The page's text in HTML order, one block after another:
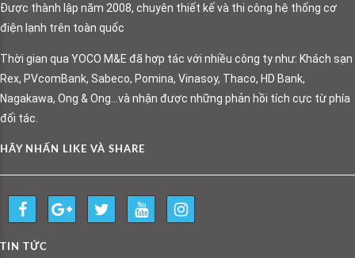
Được thành lập năm 2008, chuyên thiết kế và thi công hệ thống cơ
điện lạnh trên toàn quốc
Thời gian qua YOCO M&E đã hợp tác với nhiều công ty như: Khách sạn
Rex, PVcomBank, Sabeco, Pomina, Vinasoy, Thaco, HD Bank,
Nagakawa, Ong & Ong…và nhận được những phản hồi tích cực từ phía
đối tác.
HÃY NHẤN LIKE VÀ SHARE
TIN TỨC